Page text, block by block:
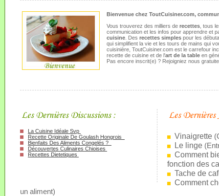
Bienvenue chez ToutCuisiner.com,
Vous trouverez des milliers de recettes , tous
communication et les infos pour apprendre et
cuisine . Des recettes simples pour les
qui simplifient la vie et les tours de mains qui
cuisinière, ToutCuisiner.com est le carrefour
recette de cuisine et de l'art de la table en
Pas encore inscrit(e) ? Rejoigniez nous
La Cuisine Idéale Svp
Recette Originale De Goulash Hongrois
Bienfaits Des Aliments Congelés ?
Découvertes Culinaires Chioises
Recettes Dietetiques
Vinaigrette (
Le linge (
Comment
fonction des
Tache de
Comment
un aliment)